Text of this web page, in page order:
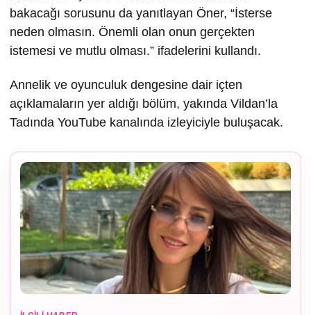
bakacağı sorusunu da yanıtlayan Öner, “İsterse
neden olmasın. Önemli olan onun gerçekten
istemesi ve mutlu olması.” ifadelerini kullandı.
Annelik ve oyunculuk dengesine dair içten
açıklamaların yer aldığı bölüm, yakında Vildan’la
Tadında YouTube kanalında izleyiciyle buluşacak.